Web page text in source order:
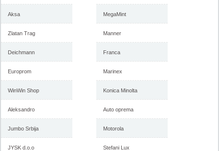
Aksa
Zlatan Trag
Deichmann
Europrom
WinWin Shop
Aleksandro
Jumbo Srbija
JYSK d.o.o
MegaMint
Manner
Franca
Marinex
Konica Minolta
Auto oprema
Motorola
Stefani Lux